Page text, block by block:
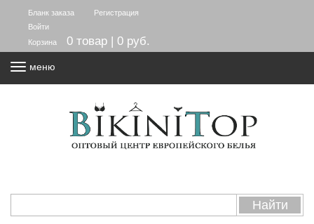
Бланк заказа
Регистрация
Войти
Корзина
0 товар | 0 руб.
меню